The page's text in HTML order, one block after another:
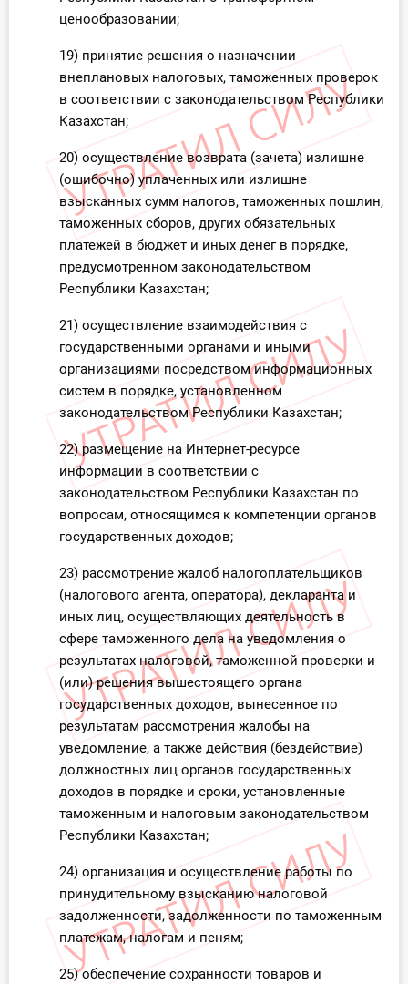
ценообразовании;
19) принятие решения о назначении
внеплановых налоговых, таможенных проверок
в соответствии с законодательством Республики
Казахстан;
20) осуществление возврата (зачета) излишне
(ошибочно) уплаченных или излишне
взысканных сумм налогов, таможенных пошлин,
таможенных сборов, других обязательных
платежей в бюджет и иных денег в порядке,
предусмотренном законодательством
Республики Казахстан;
21) осуществление взаимодействия с
государственными органами и иными
организациями посредством информационных
систем в порядке, установленном
законодательством Республики Казахстан;
22) размещение на Интернет-ресурсе
информации в соответствии с
законодательством Республики Казахстан по
вопросам, относящимся к компетенции органов
государственных доходов;
23) рассмотрение жалоб налогоплательщиков
(налогового агента, оператора), декларанта и
иных лиц, осуществляющих деятельность в
сфере таможенного дела на уведомления о
результатах налоговой, таможенной проверки и
(или) решения вышестоящего органа
государственных доходов, вынесенное по
результатам рассмотрения жалобы на
уведомление, а также действия (бездействие)
должностных лиц органов государственных
доходов в порядке и сроки, установленные
таможенным и налоговым законодательством
Республики Казахстан;
24) организация и осуществление работы по
принудительному взысканию налоговой
задолженности, задолженности по таможенным
платежам, налогам и пеням;
25) обеспечение сохранности товаров и